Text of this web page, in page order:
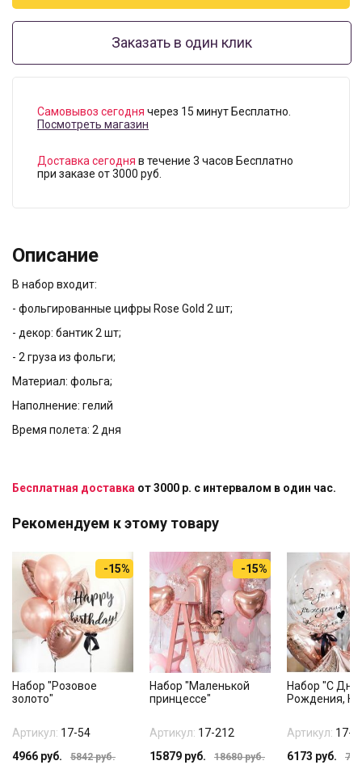
Заказать в один клик
Самовывоз сегодня через 15 минут Бесплатно.
Посмотреть магазин
Доставка сегодня в течение 3 часов Бесплатно
при заказе от 3000 руб.
Описание
В набор входит:
- фольгированные цифры Rose Gold 2 шт;
- декор: бантик 2 шт;
- 2 груза из фольги;
Материал: фольга;
Наполнение: гелий
Время полета: 2 дня
Бесплатная доставка от 3000 р. с интервалом в один час.
Рекомендуем к этому товару
-15%
Набор "Розовое
золото"
Артикул: 17-54
4966 руб. 5842руб.
-15%
Набор "Маленькой
принцессе"
Артикул: 17-212
15879 руб. 18680руб.
Набор "С
Рождения,
Артикул: 17-
6173 руб.